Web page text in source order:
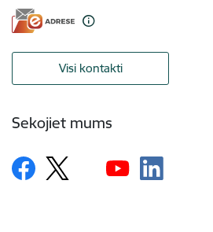
Visi kontakti
Sekojiet mums